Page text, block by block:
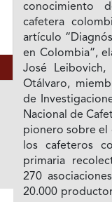
conocimiento
cafetera
artículo
en Colombia”,
José
Otálvaro,
de
Nacional de
pionero sobre el
los cafeteros
primaria
270
20.000